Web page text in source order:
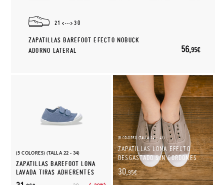
21 30
ZAPATILLAS BAREFOOT EFECTO NOBUCK
ADORNO LATERAL
56,95€
(5 COLORES) (TALLA 22 - 34)
ZAPATILLAS BAREFOOT LONA
LAVADA TIRAS ADHERENTES
(8 COLORES) (TALLA 24 - 43)
ZAPATILLAS LONA EFECTO
DESGASTADO SIN CORDONES
30,95€